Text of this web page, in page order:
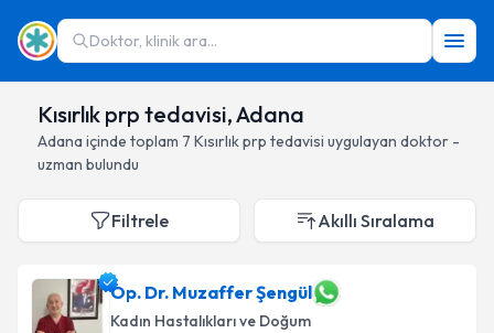
Doktor, klinik ara...
Kısırlık prp tedavisi, Adana
Adana içinde toplam 7 Kısırlık prp tedavisi uygulayan doktor -
uzman bulundu
Filtrele Akıllı Sıralama
Op. Dr. Muzaffer Şengül
Kadın Hastalıkları ve Doğum